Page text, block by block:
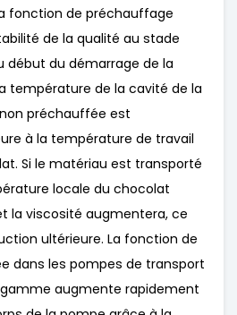
fonction de préchauffage
de la qualité au stade
début du démarrage de la
température de la cavité de la
préchauffée est
à la température de travail
Si le matériau est transporté
locale du chocolat
la viscosité augmentera, ce
ultérieure. La fonction de
dans les pompes de transport
augmente rapidement